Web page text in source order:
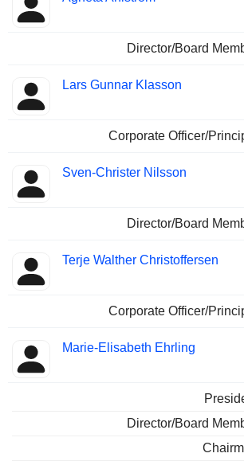
Director/Board
Lars Gunnar Klasson
Corporate Officer/
Sven-Christer Nilsson
Director/Board
Terje Walther Christoffersen
Corporate Officer/
Marie-Elisabeth Ehrling
Director/Board